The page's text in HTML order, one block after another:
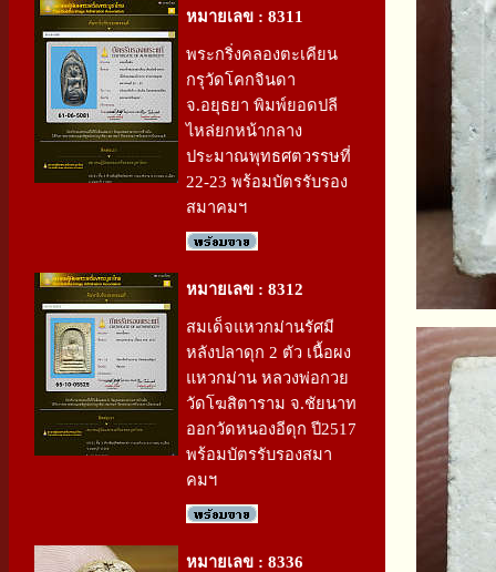
หมายเลข : 8311
พระกริ่งคลองตะเคียน
กรุวัดโคกจินดา
จ.อยุธยา พิมพ์ยอดปลี
ไหล่ยกหน้ากลาง
ประมาณพุทธศตวรรษที่
22-23 พร้อมบัตรรับรอง
สมาคมฯ
หมายเลข : 8312
สมเด็จแหวกม่านรัศมี
หลังปลาดุก 2 ตัว เนื้อผง
แหวกม่าน หลวงพ่อกวย
วัดโฆสิตาราม จ.ชัยนาท
ออกวัดหนองอีดุก ปี2517
พร้อมบัตรรับรองสมา
คมฯ
หมายเลข : 8336